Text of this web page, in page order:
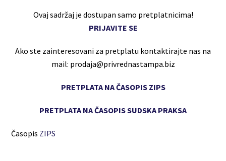
Ovaj sadržaj je dostupan samo pretplatnicima!
PRIJAVITE SE
Ako ste zainteresovani za pretplatu kontaktirajte nas na
mail: prodaja@privrednastampa.biz
PRETPLATA NA ČASOPIS ZIPS
PRETPLATA NA ČASOPIS SUDSKA PRAKSA
Časopis ZIPS